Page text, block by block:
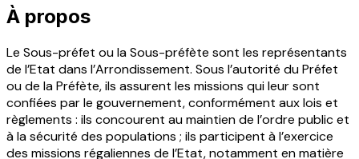
À propos
Le Sous-préfet ou la Sous-préfète sont les représentants
de l’Etat dans l’Arrondissement. Sous l’autorité du Préfet
ou de la Préfète, ils assurent les missions qui leur sont
confiées par le gouvernement, conformément aux lois et
règlements : ils concourent au maintien de l’ordre public et
à la sécurité des populations ; ils participent à l’exercice
des missions régaliennes de l’Etat, notamment en matière